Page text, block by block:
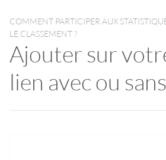
COMMENT PARTICIPER AUX
LE CLASSEMENT ?
Ajouter sur
lien avec ou